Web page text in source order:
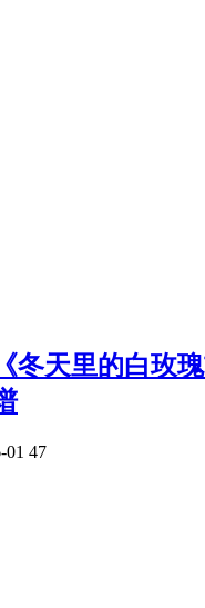
冬天里的白玫
01 47